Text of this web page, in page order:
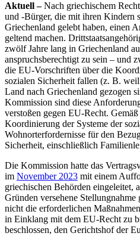
Aktuell –Nach griechischem
und -Bürger, die mit ihren Kindern
Griechenland gelebt haben, einen
geltend machen.
zwölf Jahre lang in Griechenland
anspruchsberechtigt zu sein – und
die EU-Vorschriften über die
sozialen Sicherheit fallen (z. B.
Land nach Griechenland gezogen
Kommission sind diese
verstoßen gegen EU-Recht.
Koordinierung der Systeme der
Wohnorterfordernisse für den
Sicherheit, einschließlich
Die Kommission hatte das
im November 2023 mit einem
griechischen Behörden eingeleitet,
Gründen versehene
nicht die erforderlichen
in Einklang mit dem EU-Recht zu
beschlossen, den Gerichtshof der